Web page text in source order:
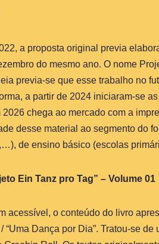
a proposta original previa
do mesmo ano. O nome
previa-se que esse trabalho no
a partir de 2024 iniciaram-se
2026 chega ao mercado com a
desse material ao segmento do
de ensino básico (escolas
Ein Tanz pro Tag” – Volume 01
acessível, o conteúdo do livro
/ “Uma Dança por Dia”. Tratou-se